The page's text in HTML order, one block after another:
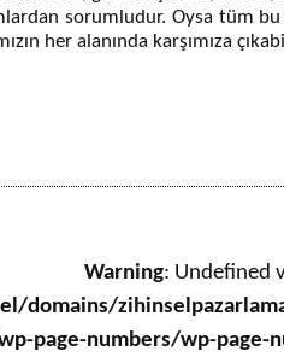
sorumludur. Oysa tüm
her alanında karşımıza
Warning: Undefined
domains/
page-numbers/wp-page-